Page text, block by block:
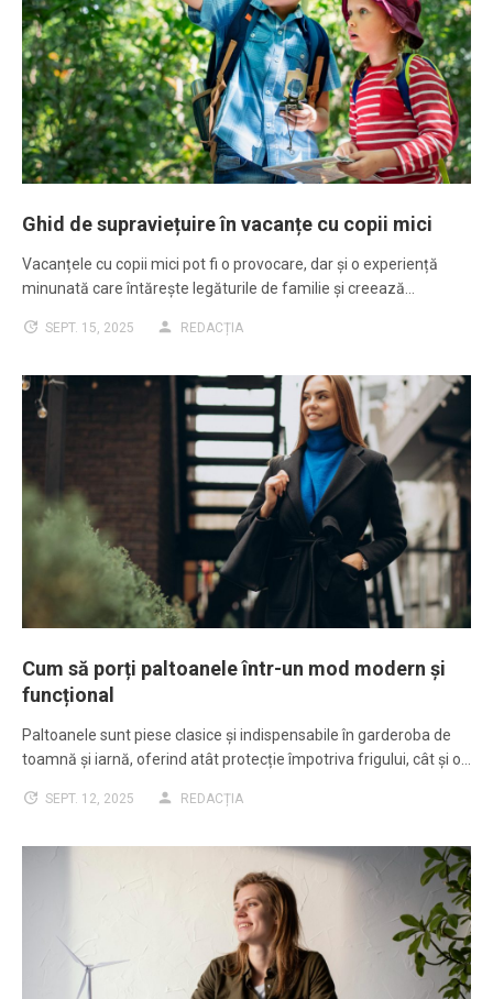
Ghid de supraviețuire în vacanțe cu copii mici
Vacanțele cu copii mici pot fi o provocare, dar și o experiență
minunată care întărește legăturile de familie și creează…
SEPT. 15, 2025 REDACȚIA
Cum să porți paltoanele într-un mod modern și
funcțional
Paltoanele sunt piese clasice și indispensabile în garderoba de
toamnă și iarnă, oferind atât protecție împotriva frigului, cât și o…
SEPT. 12, 2025 REDACȚIA